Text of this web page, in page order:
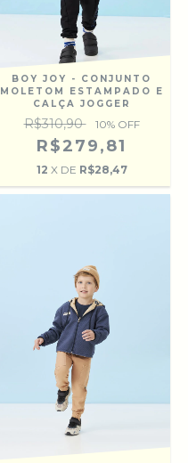
BOY JOY - CONJUNTO
MOLETOM ESTAMPADO E
CALÇA JOGGER
R$310,90 10% OFF
R$279,81
12 X DE R$28,47